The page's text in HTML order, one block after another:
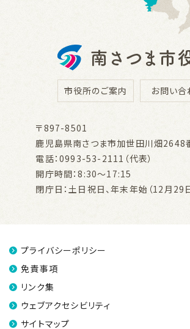
市役所のご案内 お問い合
〒897-8501
鹿児島県南さつま市加世田川畑2648
電話：0993-53-2111（代表）
開庁時間：8:30～17:15
閉庁日：土日祝日、年末年始（12月29
プライバシーポリシー
免責事項
リンク集
ウェブアクセシビリティ
サイトマップ